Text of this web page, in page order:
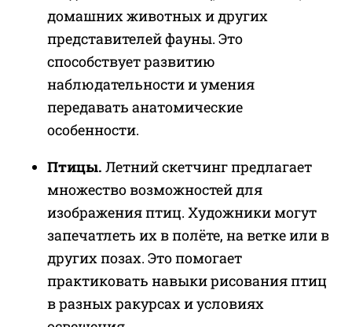
домашних животных и других
представителей фауны. Это
способствует развитию
наблюдательности и умения
передавать анатомические
особенности.
Птицы. Летний скетчинг предлагает
множество возможностей для
изображения птиц. Художники могут
запечатлеть их в полёте, на ветке или в
других позах. Это помогает
практиковать навыки рисования птиц
в разных ракурсах и условиях